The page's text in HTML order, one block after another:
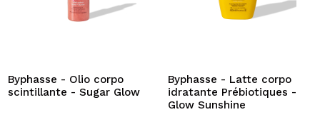
Byphasse - Olio corpo
scintillante - Sugar Glow
Byphasse - Latte corpo
idratante Prébiotiques -
Glow Sunshine